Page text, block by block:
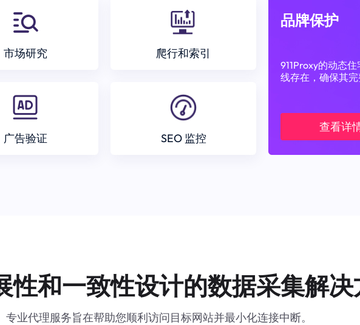
市场研究 爬行和索引
广告验证 SEO 监控
品牌保护
911Proxy的动态
线存在，确保其完
查看详
性和一致性设计的数据采集解
专业代理服务旨在帮助您顺利访问目标网站并最小化连接中断。